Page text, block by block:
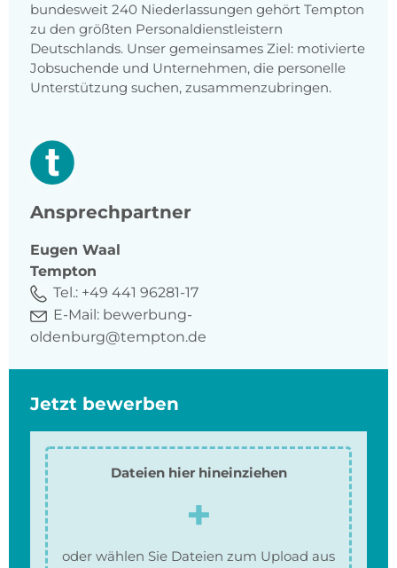
bundesweit 240 Niederlassungen gehört Tempton
zu den größten Personaldienstleistern
Deutschlands. Unser gemeinsames Ziel: motivierte
Jobsuchende und Unternehmen, die personelle
Unterstützung suchen, zusammenzubringen.
Ansprechpartner
Eugen Waal
Tempton
Tel.: +49 441 96281-17
E-Mail: bewerbung-
oldenburg@tempton.de
Jetzt bewerben
Dateien hier hineinziehen
oder wählen Sie Dateien zum Upload aus